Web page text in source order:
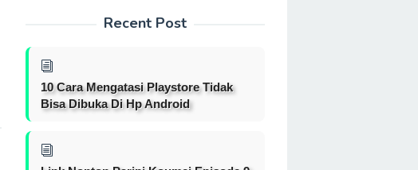
Recent Post
10 Cara Mengatasi Playstore Tidak
Bisa Dibuka Di Hp Android